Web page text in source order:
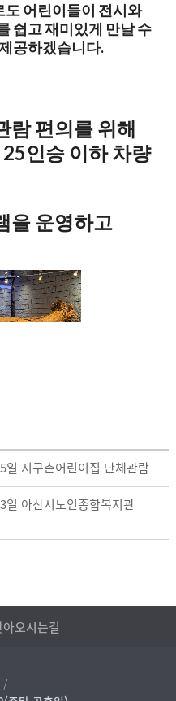
어린이들이 전시와
쉽고 재미있게 만날 수
공하겠습니다.
람 편의를 위해
인승 이하 차량
을 운영하고
일 지구촌어린이집 단체관람
일 아산시노인종합복지관
아오시는길
/